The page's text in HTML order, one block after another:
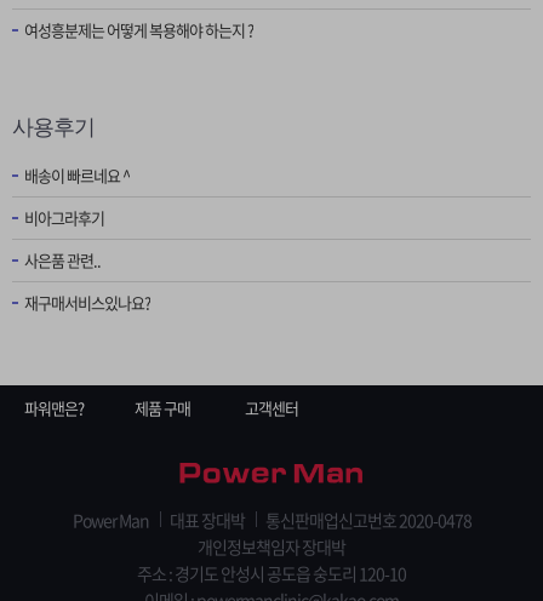
여성흥분제는 어떻게 복용해야 하는지 ?
사용후기
배송이 빠르네요 ^
비아그라후기
사은품 관련..
재구매서비스있나요?
파워맨은? 제품 구매 고객센터
Power Man 대표 장대박
통신판매업신고번호 2020-0478
개인정보책임자 장대박
주소 : 경기도 안성시 공도읍 숭도리 120-10